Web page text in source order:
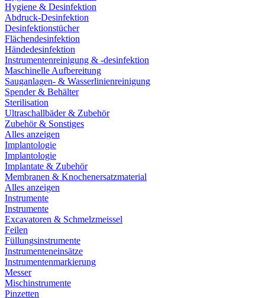
Hygiene & Desinfektion
Abdruck-Desinfektion
Desinfektionstücher
Flächendesinfektion
Händedesinfektion
Instrumentenreinigung & -desinfektion
Maschinelle Aufbereitung
Sauganlagen- & Wasserlinienreinigung
Spender & Behälter
Sterilisation
Ultraschallbäder & Zubehör
Zubehör & Sonstiges
Alles anzeigen
Implantologie
Implantologie
Implantate & Zubehör
Membranen & Knochenersatzmaterial
Alles anzeigen
Instrumente
Instrumente
Excavatoren & Schmelzmeissel
Feilen
Füllungsinstrumente
Instrumenteneinsätze
Instrumentenmarkierung
Messer
Mischinstrumente
Pinzetten